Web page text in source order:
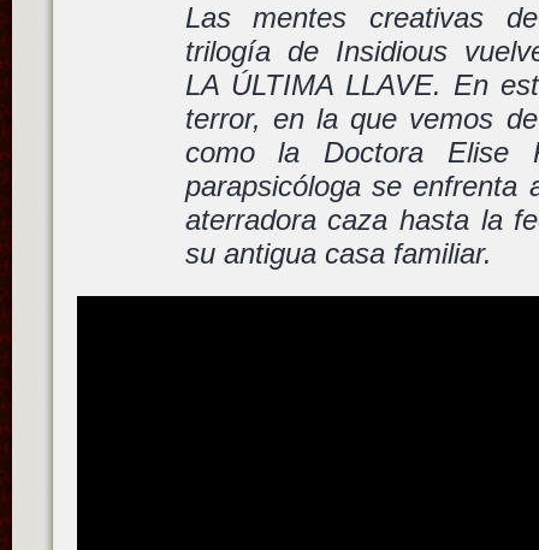
Las mentes creativas
trilogía de Insidious
LA ÚLTIMA LLAVE. En
terror, en la que vemos
como la Doctora Elise
parapsicóloga se enfrenta
aterradora caza hasta la
su antigua casa familiar.